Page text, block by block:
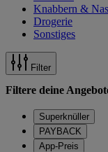
Knabbern &
Drogerie
Sonstiges
Filter
Filtere deine
Superknüller
PAYBACK
App-Preis